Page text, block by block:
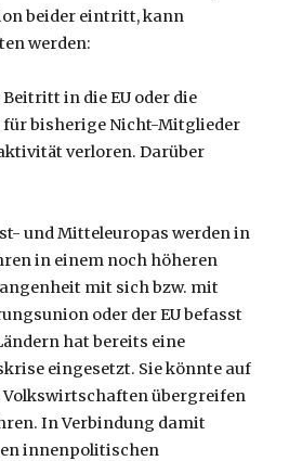
beider eintritt, kann
werden:
in die EU oder die
bisherige Nicht-Mitglieder
verloren. Darüber
und Mitteleuropas werden in
in einem noch höheren
mit sich bzw. mit
oder der EU befasst
hat bereits eine
eingesetzt. Sie könnte auf
Volkswirtschaften übergreifen
In Verbindung damit
innenpolitischen